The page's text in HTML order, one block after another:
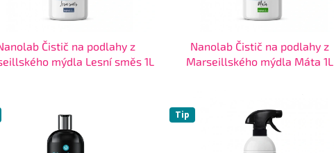
Čistič na podlahy z
mýdla Lesní směs 1L
Nanolab Čistič na podlahy z
Marseillského mýdla Máta 1L
Tip